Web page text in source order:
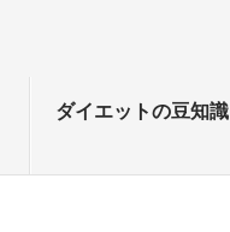
ダイエットの豆知識